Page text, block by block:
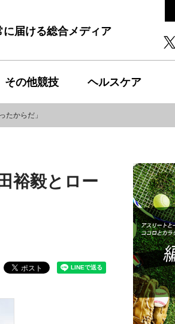
届ける総合メディア
その他競技 ヘルスケア
からだ」
裕毅とロー